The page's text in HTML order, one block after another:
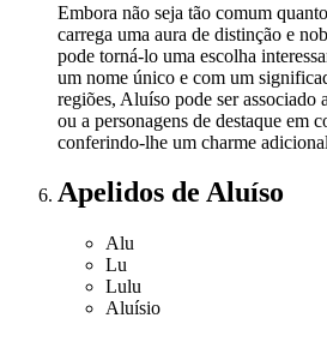
Embora não seja tão comum
carrega uma aura de distinção e
pode torná-lo uma escolha
um nome único e com um
regiões, Aluíso pode ser associado
ou a personagens de destaque em
conferindo-lhe um charme
Apelidos de Aluíso
Alu
Lu
Lulu
Aluísio